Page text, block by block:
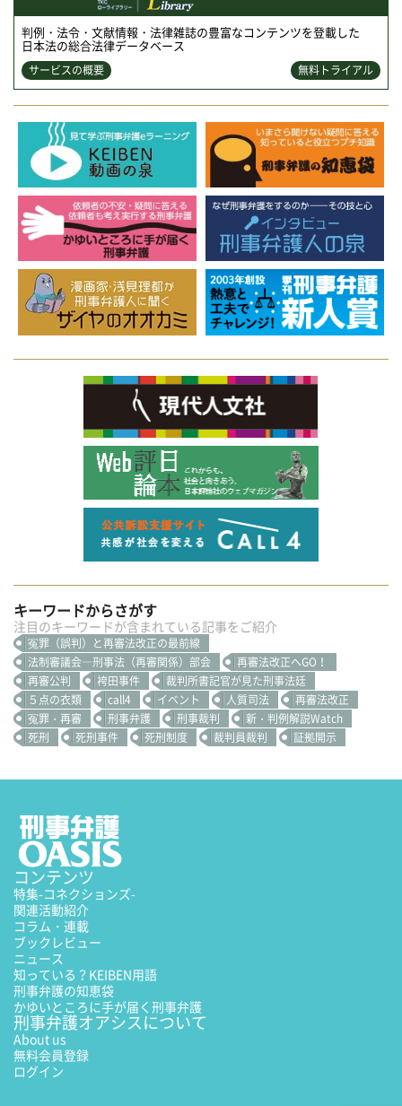
判例・法令・文献情報・法律雑誌の豊富なコンテンツを登載した
日本法の総合法律データベース
サービスの概要 無料トライアル
キーワードからさがす
注目のキーワードが含まれている記事をご紹介
冤罪（誤判）と再審法改正の最前線
法制審議会―刑事法（再審関係）部会
再審法改正へGO！
再審公判
袴田事件
裁判所書記官が見た刑事法廷
５点の衣類
call4 イベント 人質司法
再審法改正
冤罪・再審
刑事弁護 刑事裁判
新・判例解説Watch
死刑
死刑事件 死刑制度 裁判員裁判 証拠開示
コンテンツ
特集-コネクションズ-
関連活動紹介
コラム・連載
ブックレビュー
ニュース
知っている？KEIBEN用語
刑事弁護の知恵袋
かゆいところに手が届く刑事弁護
刑事弁護オアシスについて
About us
無料会員登録
ログイン